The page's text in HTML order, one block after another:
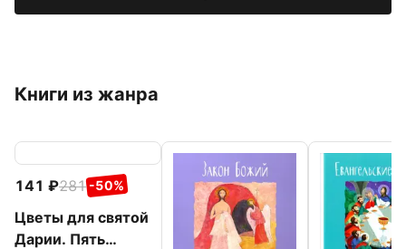
Книги из жанра
141 281 -50%
Цветы для святой
Дарии. Пять